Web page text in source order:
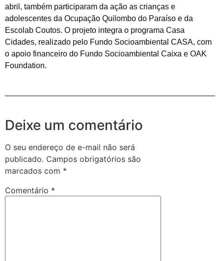
abril, também participaram da ação as crianças e
adolescentes da Ocupação Quilombo do Paraíso e da
Escolab Coutos. O projeto integra o programa Casa
Cidades, realizado pelo Fundo Socioambiental CASA, com
o apoio financeiro do Fundo Socioambiental Caixa e OAK
Foundation.
Deixe um comentário
O seu endereço de e-mail não será
publicado. Campos obrigatórios são
marcados com *
Comentário *